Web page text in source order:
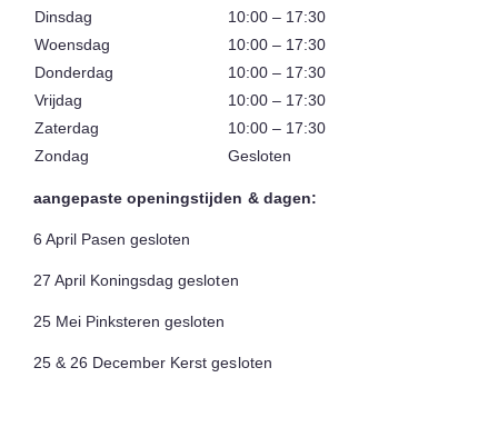
Dinsdag
10:00 – 17:30
Woensdag
10:00 – 17:30
Donderdag
10:00 – 17:30
Vrijdag
10:00 – 17:30
Zaterdag
10:00 – 17:30
Zondag
Gesloten
aangepaste openingstijden & dagen:
6 April Pasen gesloten
27 April Koningsdag gesloten
25 Mei Pinksteren gesloten
25 & 26 December Kerst gesloten